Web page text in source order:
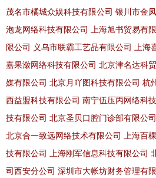
茂名市橘城众娱科技有限公司 银川市金
泡龙网络科技有限公司
上海旭书贸易有
限公司
义乌市联霸工艺品有限公司 上海
嘉果潋网络科技有限公司 北京津名达科
媒有限公司 北京月吖图科技有限公司 杭
西益盟科技有限公司 南宁伍压丙网络科
技有限公司 北京圣贝口腔门诊部有限公司
北京合一致远网络技术有限公司
上海百
技有限公司
上海刚军信息科技有限公司
司西安分公司 深圳市大帐坊财务管理有